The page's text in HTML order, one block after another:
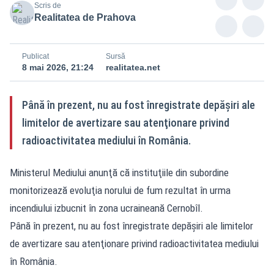
Scris de
Realitatea de Prahova
Publicat
8 mai 2026, 21:24
Sursă
realitatea.net
Până în prezent, nu au fost înregistrate depăşiri ale
limitelor de avertizare sau atenţionare privind
radioactivitatea mediului în România.
Ministerul Mediului anunţă că instituţiile din subordine
monitorizează evoluţia norului de fum rezultat în urma
incendiului izbucnit în zona ucraineană Cernobîl.
Până în prezent, nu au fost înregistrate depăşiri ale limitelor
de avertizare sau atenţionare privind radioactivitatea mediului
în România.